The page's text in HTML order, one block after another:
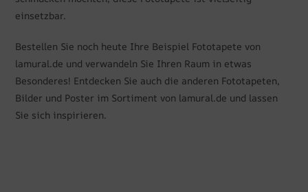
einsetzbar.
Bestellen Sie noch heute Ihre Beispiel Fototapete von
lamural.de und verwandeln Sie Ihren Raum in etwas
Besonderes! Entdecken Sie auch die anderen Fototapeten,
Bilder und Poster im Sortiment von lamural.de und lassen
Sie sich inspirieren.